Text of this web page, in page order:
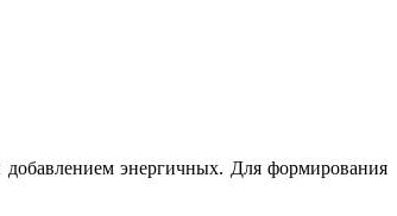
энергичных. Для формирования